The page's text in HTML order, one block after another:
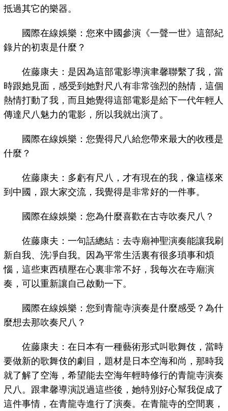
抵過其它的樂器。
國際在線娛樂：您來中國參演《一聲一世》這部紀
錄片的初衷是什麼？
佐藤康夫：是因為這部電影導演聿馨聯繫了我，當
時跟她見面，感受到她對尺八有非常強烈的熱情，這個
熱情打動了我，而且她覺得這部電影是給下一代年輕人
傳達尺八魅力的電影，所以我就出演了。
國際在線娛樂：您覺得尺八給您帶來最大的收穫是
什麼？
佐藤康夫：多虧有尺八，才有現在的我，像這樣來
到中國，跟大家交流，我覺得是非常好的一件事。
國際在線娛樂：您為什麼喜歡在古寺吹奏尺八？
佐藤康夫：一句話總結：去寺廟神聖演奏能讓我刷
新自我、洗凈自我。因為平常生活裏有很多瑣事和煩
惱，這些東西積壓在心裏非常不好，我每次在寺廟演
奏，可以重新讓自己啟動一下。
國際在線娛樂：您到青龍寺演奏是什麼感受？為什
麼想去那吹奏尺八？
佐藤康夫：在日本有一種藝術形式叫歌舞伎，當時
要做新的歌舞伎的劇目，題材是日本空海和尚，那時我
就了解了空海，希望能去空海年輕時修行的青龍寺演奏
尺八。跟聿馨導演説過這些後，她特別好心幫我促成了
這件事情，在青龍寺進行了演奏。在青龍寺的空間裏，